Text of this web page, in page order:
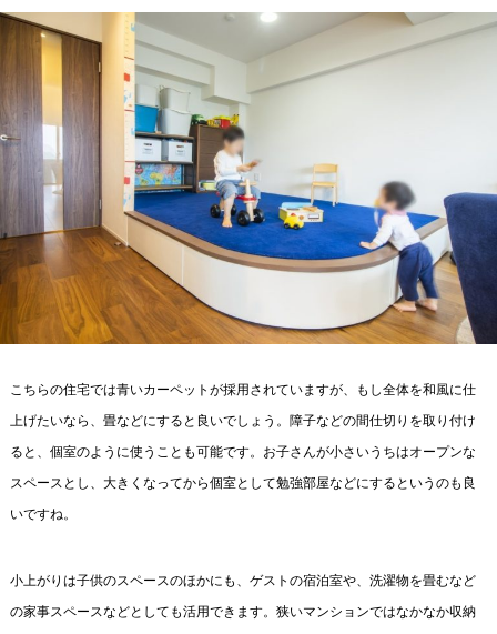
こちらの住宅では青いカーペットが採用されていますが、もし全体を和風に仕
上げたいなら、畳などにすると良いでしょう。障子などの間仕切りを取り付け
ると、個室のように使うことも可能です。お子さんが小さいうちはオープンな
スペースとし、大きくなってから個室として勉強部屋などにするというのも良
いですね。
小上がりは子供のスペースのほかにも、ゲストの宿泊室や、洗濯物を畳むなど
の家事スペースなどとしても活用できます。狭いマンションではなかなか収納